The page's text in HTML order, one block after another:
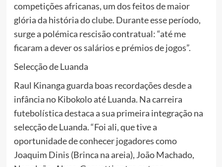
competições africanas, um dos feitos de maior
glória da história do clube. Durante esse período,
surge a polémica rescisão contratual: “até me
ficaram a dever os salários e prémios de jogos”.
Selecção de Luanda
Raul Kinanga guarda boas recordações desde a
infância no Kibokolo até Luanda. Na carreira
futebolística destaca a sua primeira integração na
selecção de Luanda. “Foi ali, que tive a
oportunidade de conhecer jogadores como
Joaquim Dinis (Brinca na areia), João Machado,